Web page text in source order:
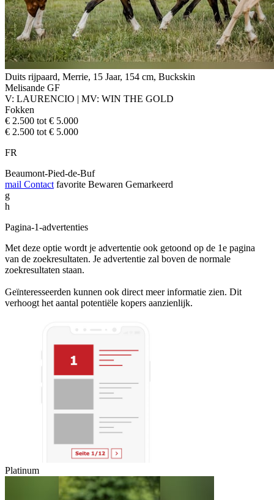
Duits rijpaard, Merrie, 15 Jaar, 154 cm, Buckskin
Melisande GF
V: LAURENCIO | MV: WIN THE GOLD
Fokken
€ 2.500 tot € 5.000
€ 2.500 tot € 5.000
FR
Beaumont-Pied-de-Buf
mail Contact favorite Bewaren Gemarkeerd
g
h
Pagina-1-advertenties
Met deze optie wordt je advertentie ook getoond op de 1e pagina
van de zoekresultaten. Je advertentie zal boven de normale
zoekresultaten staan.
Geïnteresseerden kunnen ook direct meer informatie zien. Dit
verhoogt het aantal potentiële kopers aanzienlijk.
Platinum